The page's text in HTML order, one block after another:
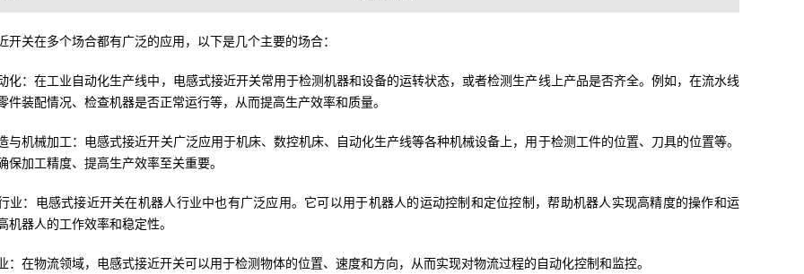
开关在多个场合都有广泛的应用，以下是几个主要的场合：
化：在工业自动化生产线中，电感式接近开关常用于检测机器和设备的运转状态，或者检测生产线上产品是否齐全。例如，在流水线
件装配情况、检查机器是否正常运行等，从而提高生产效率和质量。
与机械加工：电感式接近开关广泛应用于机床、数控机床、自动化生产线等各种机械设备上，用于检测工件的位置、刀具的位置等。
保加工精度、提高生产效率至关重要。
业：电感式接近开关在机器人行业中也有广泛应用。它可以用于机器人的运动控制和定位控制，帮助机器人实现高精度的操作和运
机器人的工作效率和稳定性。
：在物流领域，电感式接近开关可以用于检测物体的位置、速度和方向，从而实现对物流过程的自动化控制和监控。